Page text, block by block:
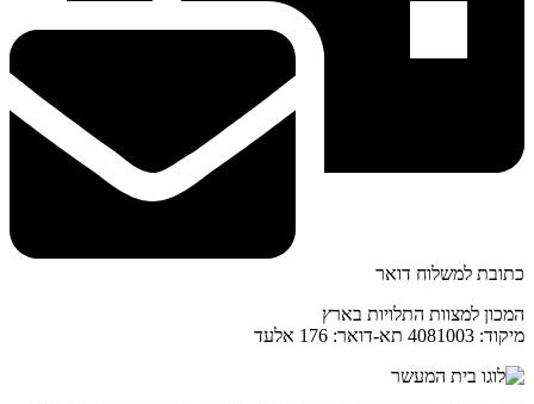
כתובת למשלוח דואר
המכון למצוות התלויות בארץ
מיקוד: 4081003 תא-דואר: 176 אלעד